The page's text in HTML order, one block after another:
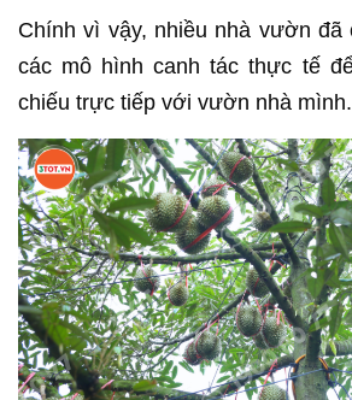
Chính vì vậy, nhiều nhà vườn đã
các mô hình canh tác thực tế
chiếu trực tiếp với vườn nhà mình.